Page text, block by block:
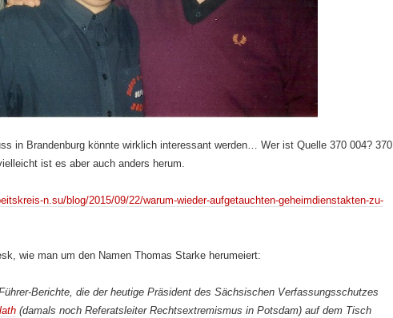
in Brandenburg könnte wirklich interessant werden… Wer ist Quelle 370 004? 370
ist es aber auch anders herum.
n.su/blog/2015/09/22/warum-wieder-aufgetauchten-geheimdienstakten-zu-
wie man um den Namen Thomas Starke herumeiert:
Berichte, die der heutige Präsident des Sächsischen Verfassungsschutzes
(damals noch Referatsleiter Rechtsextremismus in Potsdam) auf dem Tisch